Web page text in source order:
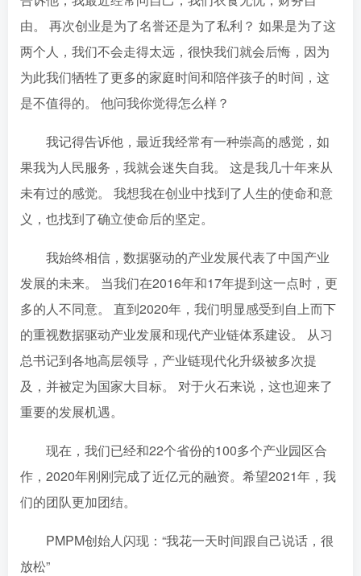
由。 再次创业是为了名誉还是为了私利？ 如果是为了这
两个人，我们不会走得太远，很快我们就会后悔，因为
为此我们牺牲了更多的家庭时间和陪伴孩子的时间，这
是不值得的。 他问我你觉得怎么样？
我记得告诉他，最近我经常有一种崇高的感觉，如
果我为人民服务，我就会迷失自我。 这是我几十年来从
未有过的感觉。 我想我在创业中找到了人生的使命和意
义，也找到了确立使命后的坚定。
我始终相信，数据驱动的产业发展代表了中国产业
发展的未来。 当我们在2016年和17年提到这一点时，更
多的人不同意。 直到2020年，我们明显感受到自上而下
的重视数据驱动产业发展和现代产业链体系建设。 从习
总书记到各地高层领导，产业链现代化升级被多次提
及，并被定为国家大目标。 对于火石来说，这也迎来了
重要的发展机遇。
现在，我们已经和22个省份的100多个产业园区合
作，2020年刚刚完成了近亿元的融资。希望2021年，我
们的团队更加团结。
PMPM创始人闪现：“我花一天时间跟自己说话，很
放松”